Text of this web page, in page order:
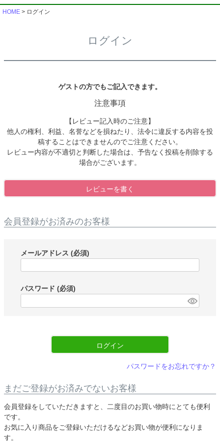
HOME ログイン
ログイン
ゲストの方でもご記入できます。
注意事項
【レビュー記入時のご注意】
他人の権利、利益、名誉などを損ねたり、法令に違反する内容を投
稿することはできませんのでご注意ください。
レビュー内容が不適切と判断した場合は、予告なく投稿を削除する
場合がございます。
レビューを書く
会員登録がお済みのお客様
メールアドレス (必須)
パスワード (必須)
ログイン
パスワードをお忘れですか？
まだご登録がお済みでないお客様
会員登録をしていただきますと、二度目のお買い物時にとても便利
です。
お気に入り商品をご登録いただけるなどお買い物が便利になりま
す。